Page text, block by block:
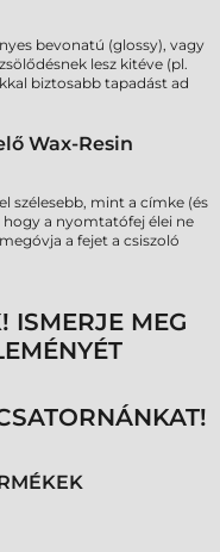
bevonatú (glossy), vagy
lesz kitéve (pl.
biztosabb tapadást ad
Wax-Resin
szélesebb, mint a címke (és
hogy a nyomtatófej élei ne
a fejet a csiszoló
ISMERJE MEG